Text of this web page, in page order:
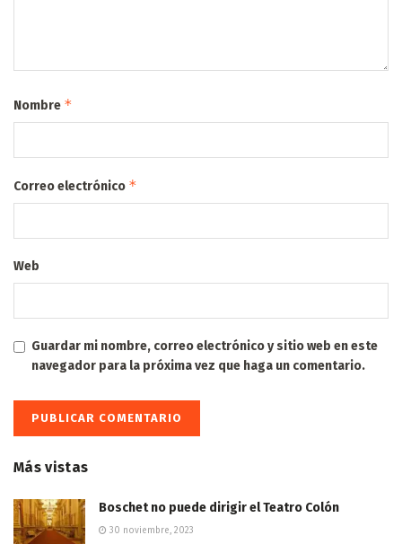
Nombre *
Correo electrónico *
Web
Guardar mi nombre, correo electrónico y sitio web en este
navegador para la próxima vez que haga un comentario.
Más vistas
Boschet no puede dirigir el Teatro Colón
30 noviembre, 2023